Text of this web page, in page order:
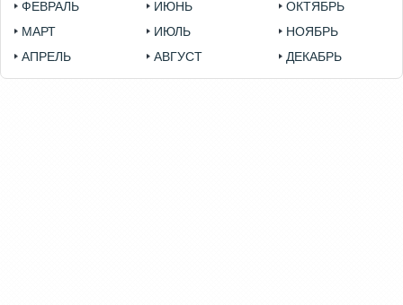
ФЕВРАЛЬ
МАРТ
АПРЕЛЬ
ИЮНЬ
ИЮЛЬ
АВГУСТ
ОКТЯБРЬ
НОЯБРЬ
ДЕКАБРЬ